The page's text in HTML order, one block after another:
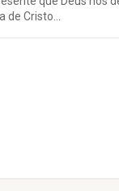
de Cristo...